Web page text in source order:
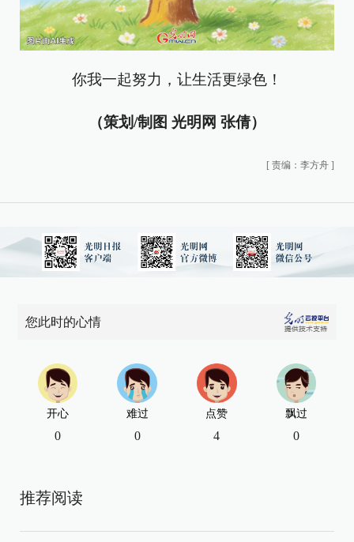
你我一起努力，让生活更绿色！
（策划/制图 光明网 张倩）
[ 责编：李方舟 ]
您此时的心情
开心
0
难过
0
点赞
4
飘过
0
推荐阅读